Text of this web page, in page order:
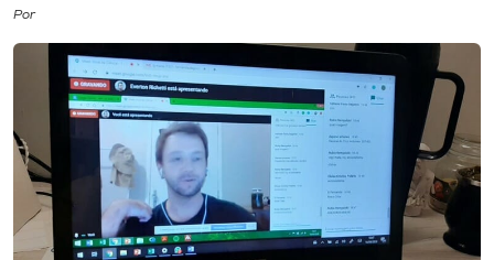
CPA
Biblioteca
Editora
Rádio
Por